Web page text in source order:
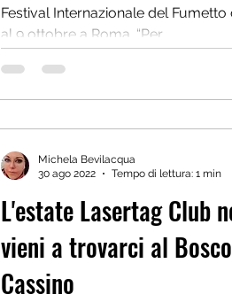
Festival Internazionale del
al 9 ottobre a Roma. “Per...
L'estate Lasertag Club
vieni a trovarci al
Cassino
Michela Bevilacqua
30 ago 2022
Tempo di lettura: 1 min